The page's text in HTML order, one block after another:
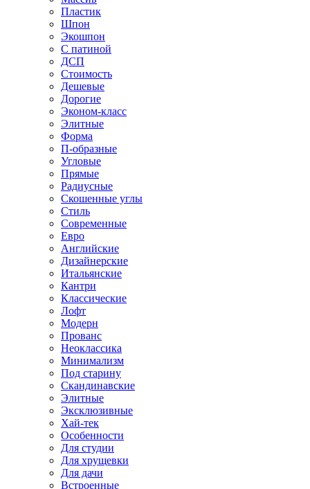
Пластик
Шпон
Экошпон
С патиной
ДСП
Стоимость
Дешевые
Дорогие
Эконом-класс
Элитные
Форма
П-образные
Угловые
Прямые
Радиусные
Скошенные углы
Стиль
Современные
Евро
Английские
Дизайнерские
Итальянские
Кантри
Классические
Лофт
Модерн
Прованс
Неоклассика
Минимализм
Под старину
Скандинавские
Элитные
Эксклюзивные
Хай-тек
Особенности
Для студии
Для хрущевки
Для дачи
Встроенные